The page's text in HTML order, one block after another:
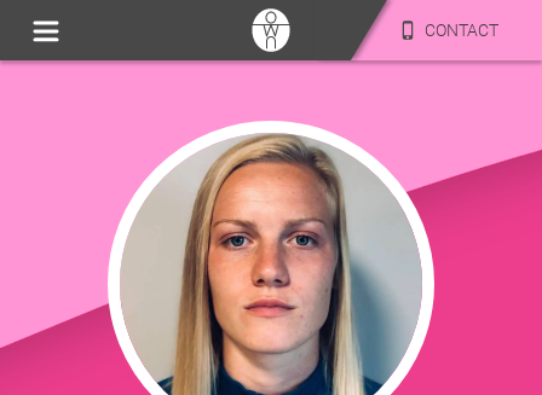
CONTACT